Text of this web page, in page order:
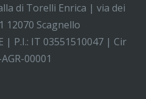
di Torelli Enrica | via dei
12070 Scagnello
| P.I.: IT 03551510047 | Cir
00001